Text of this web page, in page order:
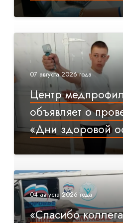
07 августа 2026 года
Центр
объявляет о
«Дни здоровой
04 августа 2026 года
«Спасибо